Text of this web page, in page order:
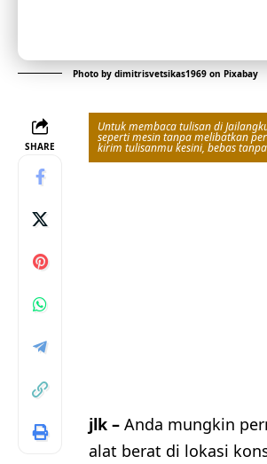
Photo by dimitrisvetsikas1969 on Pixabay
SHARE
Untuk membaca tulisan di
seperti mesin tanpa melibatkan
kirim tulisanmu kesini, bebas
jlk – Anda mungkin
alat berat di lokasi